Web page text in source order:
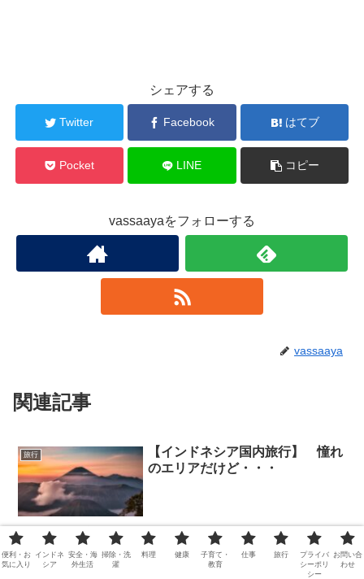
シェアする
Twitter Facebook はてブ
Pocket LINE コピー
vassaayaをフォローする
vassaaya
関連記事
旅行
【インドネシア国内旅行】 憧れ
のエリアだけど・・・
トップの写真 美しくないですか...ジャワ島の東の端にある、超人気
の観光エリアで、ツアーも沢山あります。例えば『agoda』アプリの
『アクティビティ』で『bromo』と入力して検索すると のようなツ
アー情報が沢...
便利・お
気に入り
インドネ
シア
安全・海
外生活
掃除・洗
濯
料理 健康
子育て・
教育
仕事 旅行
プライバ
シーポリ
シー
お問い合
わせ